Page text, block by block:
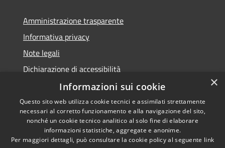
Amministrazione trasparente
Informativa privacy
Note legali
Dichiarazione di accessibilità
Accessibilità
Privacy
Copyright © 2026 • Comune di
Montefortino • Powered by
Municipium•Accesso
×
Informazioni sui cookie
Questo sito web utilizza cookie tecnici e assimilati strettamente
necessari al corretto funzionamento e alla navigazione del sito,
nonché un cookie tecnico analitico al solo fine di elaborare
informazioni statistiche, aggregate e anonime.
Per maggiori dettagli, può consultare la cookie policy al seguente link